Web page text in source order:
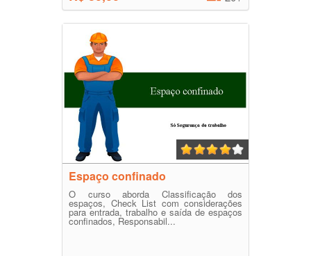
Espaço confinado
O curso aborda Classificação dos
espaços, Check List com considerações
para entrada, trabalho e saída de espaços
confinados, Responsabil...